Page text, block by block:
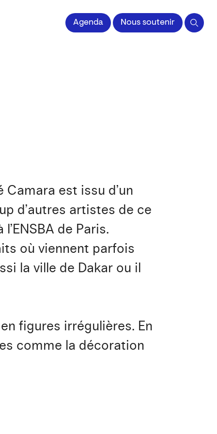
impriméeAgenda Nous soutenir
Camara est issu d’un
d’autres artistes de ce
de Paris.
où viennent parfois
la ville de Dakar ou il
figures irrégulières. En
comme la décoration